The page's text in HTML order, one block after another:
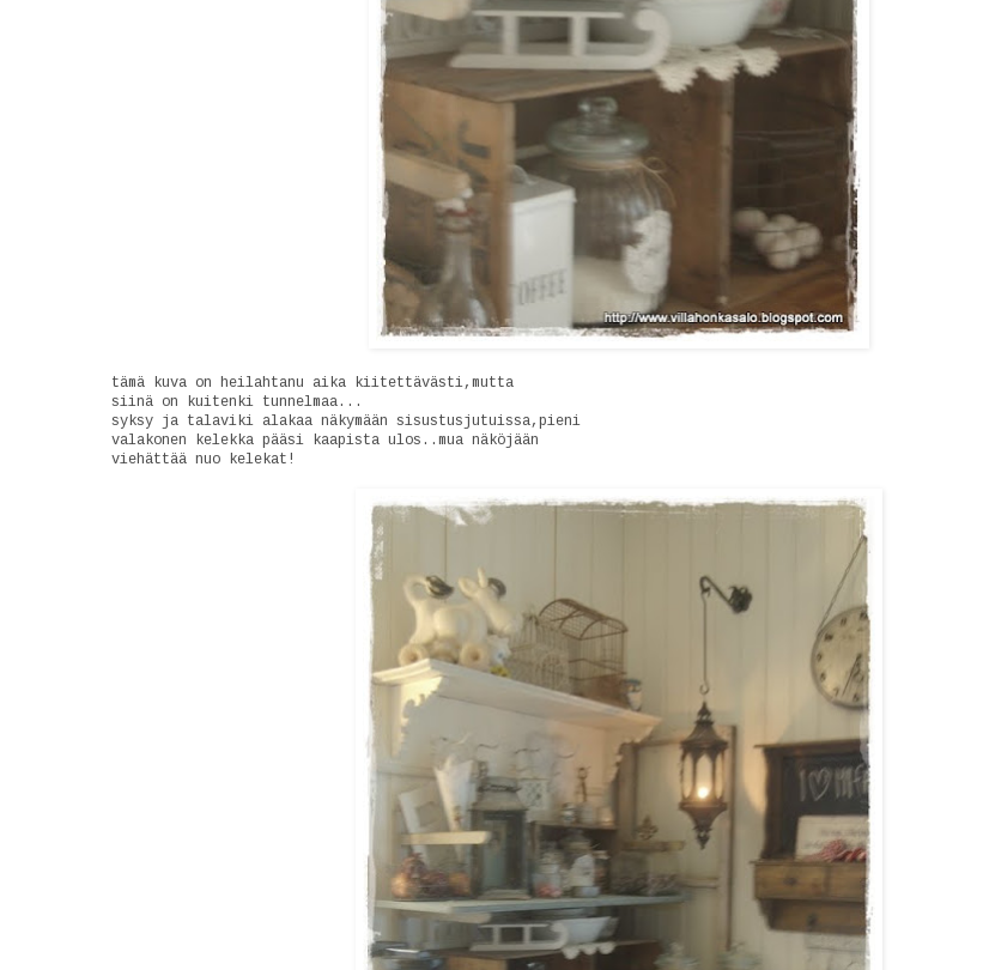
tämä kuva on heilahtanu aika kiitettävästi,mutta
siinä on kuitenki tunnelmaa...
syksy ja talaviki alakaa näkymään sisustusjutuissa,pieni
valakonen kelekka pääsi kaapista ulos..mua näköjään
viehättää nuo kelekat!